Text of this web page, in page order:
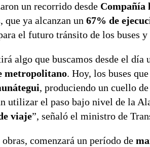
un recorrido desde Compañía
que ya alcanzan un 67% de
el futuro tránsito de los buses y
algo que buscamos desde el
metropolitano. Hoy, los buses
, produciendo un cuello
utilizar el paso bajo nivel de la
viaje”, señaló el ministro de
comenzará un período de